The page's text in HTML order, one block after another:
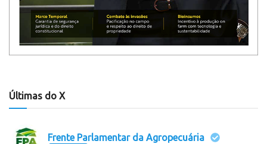
Últimas do X
Frente Parlamentar da Agropecuária